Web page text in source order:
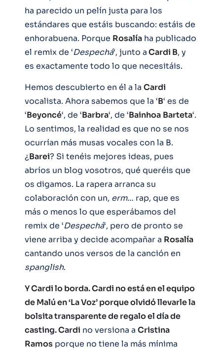
ha parecido un pelín justa para los
estándares que estáis buscando: estáis de
enhorabuena. Porque Rosalía ha publicado
el remix de ‘Despechá‘, junto aCardi B, y
es exactamente todo lo que necesitáis.
Hemos descubierto en él a la Cardi
vocalista. Ahora sabemos que la ‘B‘ es de
‘Beyoncé‘, de ‘Barbra‘, de ‘Bainhoa Barteta‘.
Lo sentimos, la realidad es que no se nos
ocurrían más musas vocales con la B.
¿Barei? Si tenéis mejores ideas, pues
abríos un blog vosotros, qué queréis que
os digamos. La rapera arranca su
colaboración con un, erm… rap, que es
más o menos lo que esperábamos del
remix de ‘Despechá‘, pero de pronto se
viene arriba y decide acompañar a Rosalía
cantando unos versos de la canción en
spanglish.
Y Cardi lo borda. Cardi no está en el equipo
de Malú en ‘La Voz’ porque olvidó llevarle la
bolsita transparente de regalo el día de
casting. Cardi no versiona a Cristina
Ramos porque no tiene la más mínima